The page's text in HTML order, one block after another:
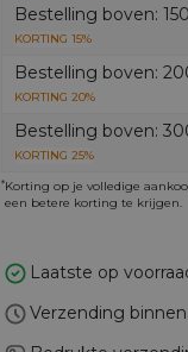
Bestelling boven:
KORTING 15%
Bestelling boven:
KORTING 20%
Bestelling boven:
KORTING 25%
*Korting op je volledige
een betere korting te krijgen.
Laatste op
Verzending